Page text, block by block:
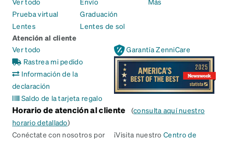
Prueba virtual
Lentes
Graduación
Lentes de sol
Atención al cliente
Ver todo
Rastrea mi pedido
Información de la
declaración
Saldo de la tarjeta regalo
Garantía ZenniCare
Horario de atención al cliente (consulta aquí nuestro
horario detallado)
Conéctate con nosotros por
¡Visita nuestroCentro de